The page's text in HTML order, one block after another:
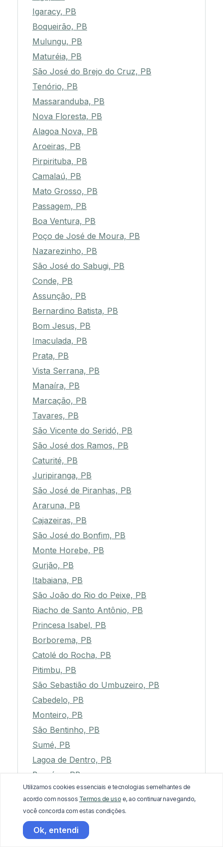
Igaracy, PB
Boqueirão, PB
Mulungu, PB
Maturéia, PB
São José do Brejo do Cruz, PB
Tenório, PB
Massaranduba, PB
Nova Floresta, PB
Alagoa Nova, PB
Aroeiras, PB
Pirpirituba, PB
Camalaú, PB
Mato Grosso, PB
Passagem, PB
Boa Ventura, PB
Poço de José de Moura, PB
Nazarezinho, PB
São José do Sabugi, PB
Conde, PB
Assunção, PB
Bernardino Batista, PB
Bom Jesus, PB
Imaculada, PB
Prata, PB
Vista Serrana, PB
Manaíra, PB
Marcação, PB
Tavares, PB
São Vicente do Seridó, PB
São José dos Ramos, PB
Caturité, PB
Juripiranga, PB
São José de Piranhas, PB
Araruna, PB
Cajazeiras, PB
São José do Bonfim, PB
Monte Horebe, PB
Gurjão, PB
Itabaiana, PB
São João do Rio do Peixe, PB
Riacho de Santo Antônio, PB
Princesa Isabel, PB
Borborema, PB
Catolé do Rocha, PB
Pitimbu, PB
São Sebastião do Umbuzeiro, PB
Cabedelo, PB
Monteiro, PB
São Bentinho, PB
Sumé, PB
Lagoa de Dentro, PB
Baraúna, PB
Junco do Seridó, PB
Gado Bravo, PB
Santa Inês, PB
Triunfo, PB
Utilizamos cookies essenciais e tecnologias semelhantes de
acordo com nossos Termos de uso e, ao continuar navegando,
você concorda com estas condições.
Ok, entendi